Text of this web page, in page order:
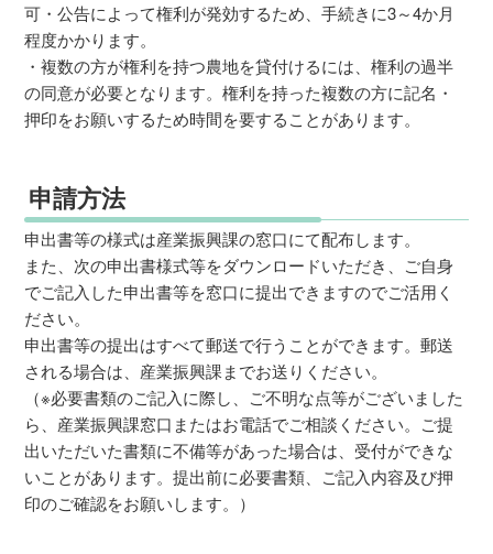
可・公告によって権利が発効するため、手続きに3～4か月
程度かかります。
・複数の方が権利を持つ農地を貸付けるには、権利の過半
の同意が必要となります。権利を持った複数の方に記名・
押印をお願いするため時間を要することがあります。
申請方法
申出書等の様式は産業振興課の窓口にて配布します。
また、次の申出書様式等をダウンロードいただき、ご自身
でご記入した申出書等を窓口に提出できますのでご活用く
ださい。
申出書等の提出はすべて郵送で行うことができます。郵送
される場合は、産業振興課までお送りください。
（※必要書類のご記入に際し、ご不明な点等がございました
ら、産業振興課窓口またはお電話でご相談ください。ご提
出いただいた書類に不備等があった場合は、受付ができな
いことがあります。提出前に必要書類、ご記入内容及び押
印のご確認をお願いします。）